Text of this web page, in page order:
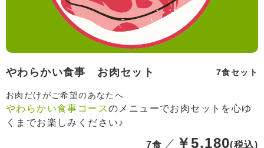
やわらかい食事 お肉セット 7食セット
お肉だけがご希望のあなたへ
やわらかい食事コースのメニューでお肉セットを心ゆ
くまでお楽しみください♪
7食 ￥5,180(税込)